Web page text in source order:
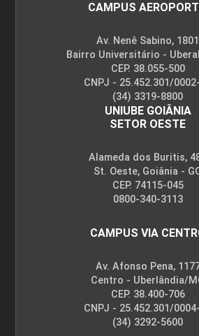
CAMPUS
Av. Nenê Sabino, 1801
Bairro Universitário -
CEP. 38.055-500
CNPJ - 25.452.301/
(34) 3319-8800
UNIUBE GOIÂNIA
SETOR OESTE
Alameda dos Buritis,
St. Oeste, Goiânia -
CEP. 74115-045
0800-340-3113
CAMPUS VIA
Av. Afonso Pena,
Centro - Uberlândia/
CEP. 38.400-706
CNPJ - 25.452.301/
(34) 3292-5600